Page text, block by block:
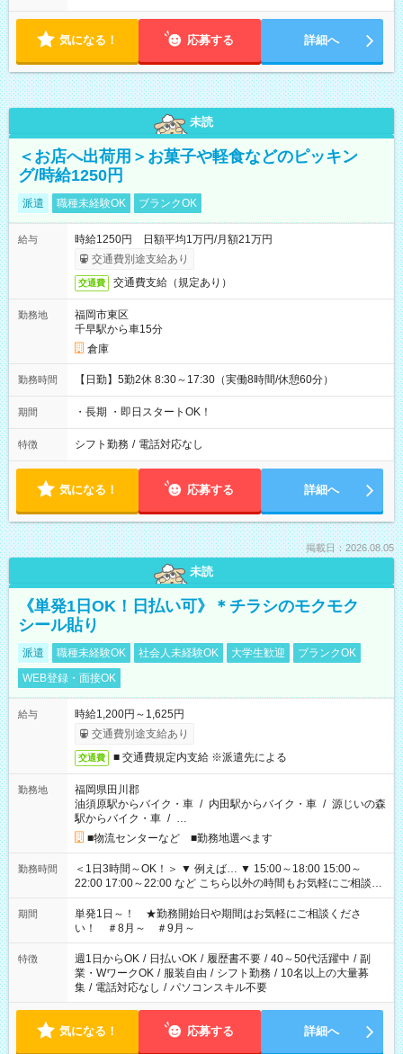
気になる！ 応募する 詳細へ
未読
＜お店へ出荷用＞お菓子や軽食などのピッキン
グ/時給1250円
派遣 職種未経験OK ブランクOK
給与
時給1250円 日額平均1万円/月額21万円
交通費別途支給あり
交通費 交通費支給（規定あり）
勤務地
福岡市東区
千早駅から車15分
倉庫
勤務時間 【日勤】5勤2休 8:30～17:30（実働8時間/休憩60分）
期間 ・長期 ・即日スタートOK！
特徴 シフト勤務 / 電話対応なし
気になる！ 応募する 詳細へ
掲載日：2026.08.05
未読
《単発1日OK！日払い可》＊チラシのモクモク
シール貼り
派遣 職種未経験OK 社会人未経験OK 大学生歓迎
ブランクOK
WEB登録・面接OK
給与
時給1,200円～1,625円
交通費別途支給あり
交通費 ■ 交通費規定内支給 ※派遣先による
勤務地
福岡県田川郡
油須原駅からバイク・車 / 内田駅からバイク・車 / 源じいの森
駅からバイク・車 / …
■物流センターなど ■勤務地選べます
勤務時間
＜1日3時間～OK！＞ ▼ 例えば… ▼ 15:00～18:00 15:00～
22:00 17:00～22:00 など こちら以外の時間もお気軽にご相談く
ださい！
期間
単発1日～！ ★勤務開始日や期間はお気軽にご相談くださ
い！ ＃8月～ ＃9月～
特徴 週1日からOK / 日払いOK / 履歴書不要 / 40～50代活躍中 / 副
業・WワークOK / 服装自由 / シフト勤務 / 10名以上の大量募
集 / 電話対応なし / パソコンスキル不要
気になる！ 応募する 詳細へ